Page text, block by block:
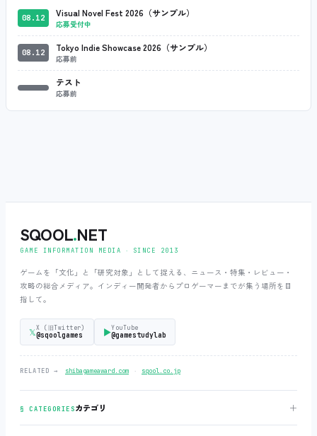
08.12 Visual Novel Fest 2026（サンプル）
応募受付中
08.12 Tokyo Indie Showcase 2026（サンプル）
応募前
テスト
応募前
SQOOL.NET
GAME INFORMATION MEDIA ‧ SINCE 2013
ゲームを「文化」と「研究対象」として捉える、ニュース・特集・レビュー・
攻略の総合メディア。インディー開発者からプロゲーマーまでが集う場所を目
指して。
𝕏X (旧Twitter)
@sqoolgames ▶YouTube
@gamestudylab
RELATED → shibagameaward.com ‧ sqool.co.jp
§ CATEGORIESカテゴリ ＋